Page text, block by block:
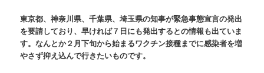
東京都、神奈川県、千葉県、埼玉県の知事が緊急事態宣言の発出
を要請しており、早ければ７日にも発出するとの情報も出ていま
す。なんとか２月下旬から始まるワクチン接種までに感染者を増
やさず抑え込んで行きたいものです。